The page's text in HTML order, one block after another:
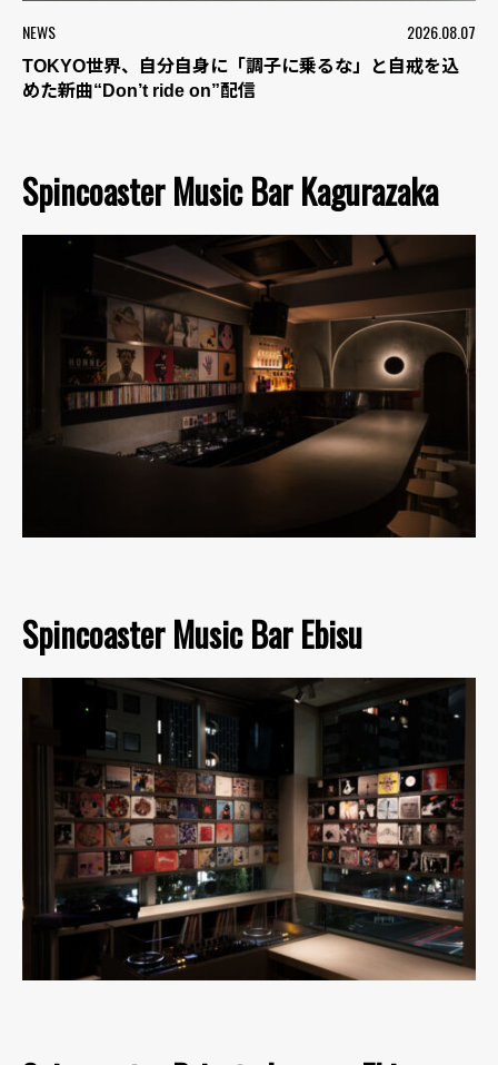
NEWS 2026.08.07
TOKYO世界、自分自身に「調子に乗るな」と自戒を込
めた新曲“Don’t ride on”配信
Spincoaster Music Bar Kagurazaka
Spincoaster Music Bar Ebisu